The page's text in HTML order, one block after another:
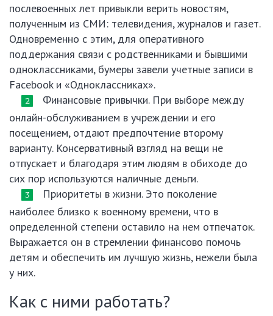
послевоенных лет привыкли верить новостям,
полученным из СМИ: телевидения, журналов и газет.
Одновременно с этим, для оперативного
поддержания связи с родственниками и бывшими
одноклассниками, бумеры завели учетные записи в
Facebook и «Одноклассниках».
Финансовые привычки. При выборе между
онлайн-обслуживанием в учреждении и его
посещением, отдают предпочтение второму
варианту. Консервативный взгляд на вещи не
отпускает и благодаря этим людям в обиходе до
сих пор используются наличные деньги.
Приоритеты в жизни. Это поколение
наиболее близко к военному времени, что в
определенной степени оставило на нем отпечаток.
Выражается он в стремлении финансово помочь
детям и обеспечить им лучшую жизнь, нежели была
у них.
Как с ними работать?